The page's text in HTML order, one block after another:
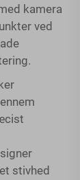
kamera
ved
stivhed